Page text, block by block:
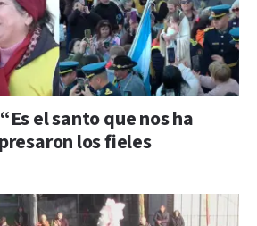
el santo que nos ha
los fieles